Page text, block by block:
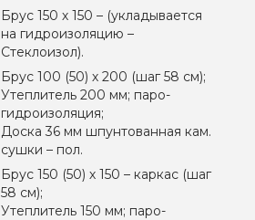
Брус 150 х 150 – (укладывается
на гидроизоляцию –
Стеклоизол).
Брус 100 (50) х 200 (шаг 58 см);
Утеплитель 200 мм; паро-
гидроизоляция;
Доска 36 мм шпунтованная кам.
сушки – пол.
Брус 150 (50) х 150 – каркас (шаг
58 см);
Утеплитель 150 мм; паро-